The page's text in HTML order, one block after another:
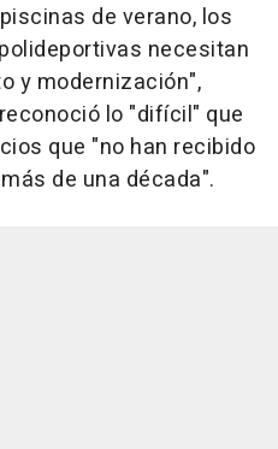
de verano, los
necesitan
y modernización",
lo "difícil" que
que "no han recibido
de una década".